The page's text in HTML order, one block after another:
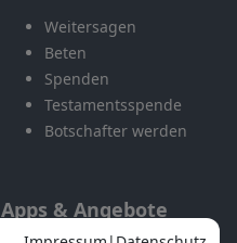
Weitersagen
Beten
Spenden
Testamentsspende
Botschafter werden
Apps & Angebote